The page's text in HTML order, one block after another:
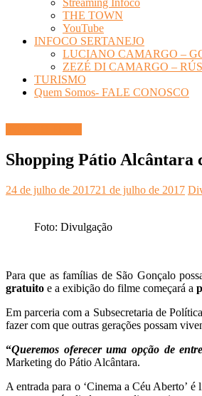
Streaming Infoco
THE TOWN
YouTube
INFOCO SERTANEJO
LUCIANO CAMARGO –
ZEZÉ DI CAMARGO –
TURISMO
Quem Somos- FALE CONOSCO
Shopping Pátio Alcântara
24 de julho de 201721 de julho de 2017
Foto: Divulgação
Para que as famílias de São Gonçalo
gratuito e a exibição do filme começará a
Em parceria com a Subsecretaria de
fazer com que outras gerações possam
“Queremos oferecer uma opção de
Marketing do Pátio Alcântara.
A entrada para o ‘Cinema a Céu Aberto’